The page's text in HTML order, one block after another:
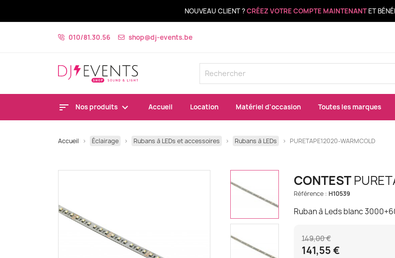
NOUVEAU CLIENT ?CRÉEZ VOTRE COMPTE MAINTENANTET
010/81.30.56 shop@dj-events.be
Nos produits Accueil Location Matériel d'occasion Toutes les marques
Accueil Éclairage Rubans à LEDs et accessoires Rubans à LEDs PURETAPE12020-WARMCOLD
CONTEST
Référence : H10539
Ruban à Leds blanc
149,00 €
141,55 €